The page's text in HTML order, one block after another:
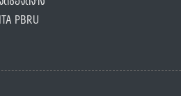
PBRU